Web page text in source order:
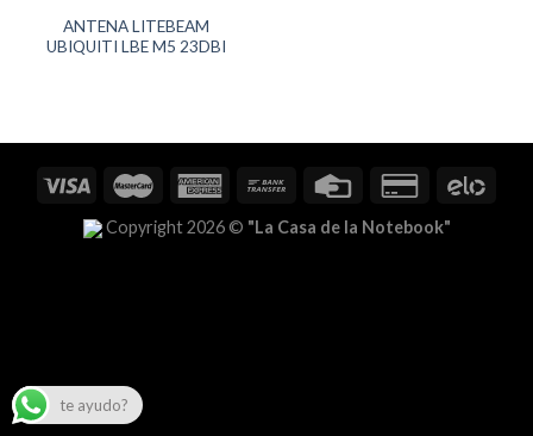
ANTENA LITEBEAM
UBIQUITI LBE M5 23DBI
Copyright 2026 © "La Casa de la Notebook"
te ayudo?